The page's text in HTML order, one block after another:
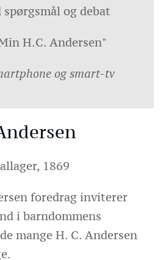
spørgsmål og debat
H.C. Andersen"
og smart-tv
1869
foredrag inviterer
i barndommens
mange H. C. Andersen